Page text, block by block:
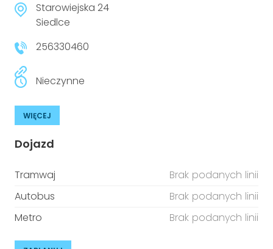
Starowiejska 24
Siedlce
256330460
Nieczynne
WIĘCEJ
Dojazd
Tramwaj
Brak podanych linii
Autobus
Brak podanych linii
Metro
Brak podanych linii